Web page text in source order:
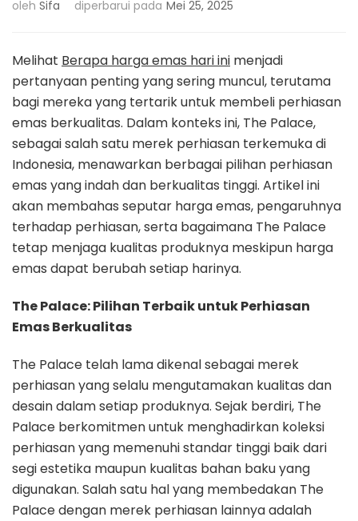
oleh Sifa diperbarui pada Mei 25, 2025
Melihat Berapa harga emas hari ini menjadi
pertanyaan penting yang sering muncul, terutama
bagi mereka yang tertarik untuk membeli perhiasan
emas berkualitas. Dalam konteks ini, The Palace,
sebagai salah satu merek perhiasan terkemuka di
Indonesia, menawarkan berbagai pilihan perhiasan
emas yang indah dan berkualitas tinggi. Artikel ini
akan membahas seputar harga emas, pengaruhnya
terhadap perhiasan, serta bagaimana The Palace
tetap menjaga kualitas produknya meskipun harga
emas dapat berubah setiap harinya.
The Palace: Pilihan Terbaik untuk Perhiasan
Emas Berkualitas
The Palace telah lama dikenal sebagai merek
perhiasan yang selalu mengutamakan kualitas dan
desain dalam setiap produknya. Sejak berdiri, The
Palace berkomitmen untuk menghadirkan koleksi
perhiasan yang memenuhi standar tinggi baik dari
segi estetika maupun kualitas bahan baku yang
digunakan. Salah satu hal yang membedakan The
Palace dengan merek perhiasan lainnya adalah